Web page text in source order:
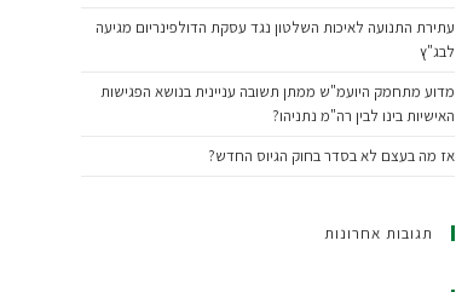
עתירת התנועה לאיכות השלטון נגד עסקת הדולפינריום מגיעה
לבג"ץ
מדוע מתחמק היועמ"ש ממתן תשובה עניינית בנושא הפגישות
האישיות בינו לבין רה"מ נתניהו?
אז מה בעצם לא בסדר בחוק הגיוס החדש?
תגובות אחרונות